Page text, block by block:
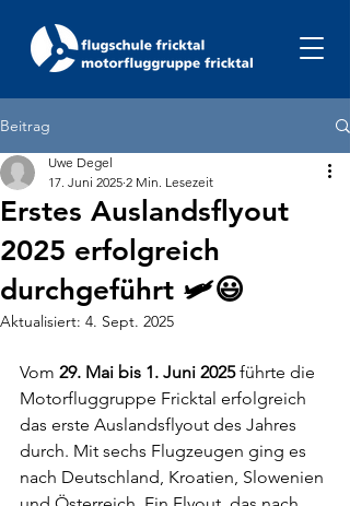
Beitrag
Erstes Auslandsflyout
2025 erfolgreich
durchgeführt 🛩😃
Uwe Degel
17. Juni 2025 2 Min. Lesezeit
Aktualisiert: 4. Sept. 2025
Vom 29. Mai bis 1. Juni 2025 führte die
Motorfluggruppe Fricktal erfolgreich
das erste Auslandsflyout des Jahres
durch. Mit sechs Flugzeugen ging es
nach Deutschland, Kroatien, Slowenien